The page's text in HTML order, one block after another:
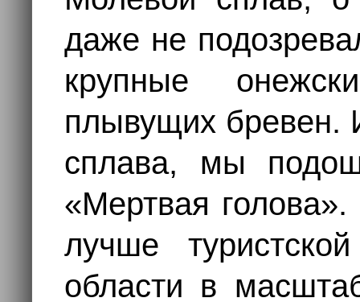
даже не
крупные
плывущих бревен.
сплава, мы
«Мертвая
лучше
области в